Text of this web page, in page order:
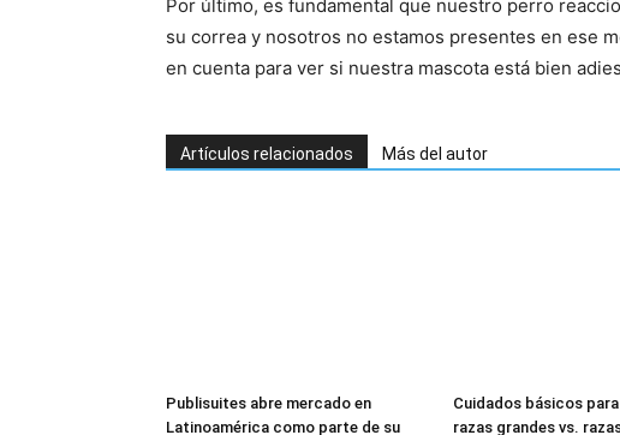
Por último, es fundamental que nuestro perro
su correa y nosotros no estamos presentes en ese
en cuenta para ver si nuestra mascota está bien
Artículos relacionados Más del autor
Publisuites abre mercado en
Latinoamérica como parte de su
Cuidados básicos
razas grandes vs.